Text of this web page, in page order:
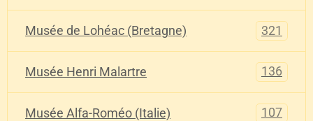
Musée de Lohéac (Bretagne) 321
Musée Henri Malartre 136
Musée Alfa-Roméo (Italie) 107